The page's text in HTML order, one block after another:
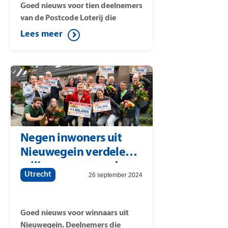
Goed nieuws voor tien deelnemers
van de Postcode Loterij die
meespelen met postcode 3721ML
(straat: 1e Brandenburgerweg).
van 25.000 euro per lot gevallen.
Onder de winnaars is ook een
nieuwe BMW verloot. Postcode
Loterij-ambassadeur Gaston
Starreveld verrast de gelukkige
winnaars uit Bilthoven met de
cheques.
Lees meer
Negen inwoners uit
Nieuwegein verdelen 1
miljoen euro van de
Postcode Loterij
Utrecht 26 september 2024
Goed nieuws voor winnaars uit
Nieuwegein. Deelnemers die